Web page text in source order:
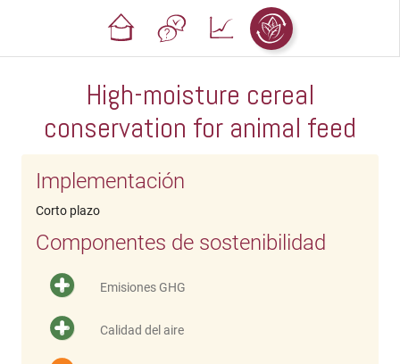
High-moisture cereal
conservation for animal feed
Implementación
Corto plazo
Componentes de sostenibilidad
Emisiones GHG
Calidad del aire